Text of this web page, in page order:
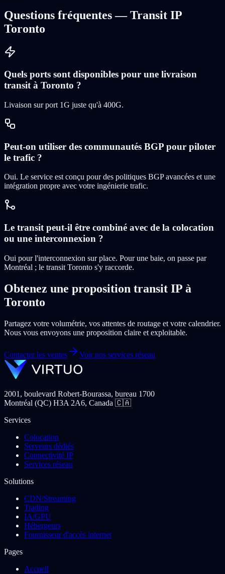
Questions fréquentes — Transit IP
Toronto
Quels ports sont disponibles pour une livraison
transit à Toronto ?
Livaison sur port 1G juste qu'à 400G.
Peut-on utiliser des communautés BGP pour piloter
le trafic ?
Oui. Le service est conçu pour des politiques BGP avancées et une
intégration propre avec votre ingénierie trafic.
Le transit peut-il être combiné avec de la colocation
ou une interconnexion ?
Oui pour l'interconnexion sur place. Pour une baie, on passe par
Montréal ; le transit Toronto s'y raccorde.
Obtenez une proposition transit IP à
Toronto
Partagez votre volumétrie, vos attentes de routage et votre calendrier.
Nous vous envoyons une proposition claire et exploitable.
Contacter les ventes Voir nos services réseau
2001, boulevard Robert-Bourassa, bureau 1700
Montréal (QC) H3A 2A6, Canada 🇨🇦
Services
Colocation
Serveurs dédiés
Connectivité IP
Services réseau
Solutions
CDN/Streaming
Trading
IA/GPU
Hébergeurs
Fournisseur d'accès internet
Pages
Accueil